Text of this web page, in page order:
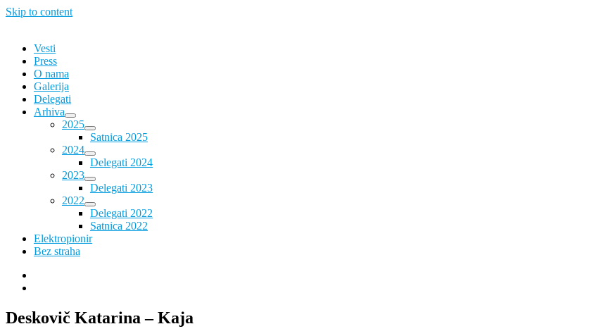
Skip to content
Vesti
Press
O nama
Galerija
Delegati
Arhiva
2025
Satnica 2025
2024
Delegati 2024
2023
Delegati 2023
2022
Delegati 2022
Satnica 2022
Elektropionir
Bez straha
Deskovič Katarina – Kaja